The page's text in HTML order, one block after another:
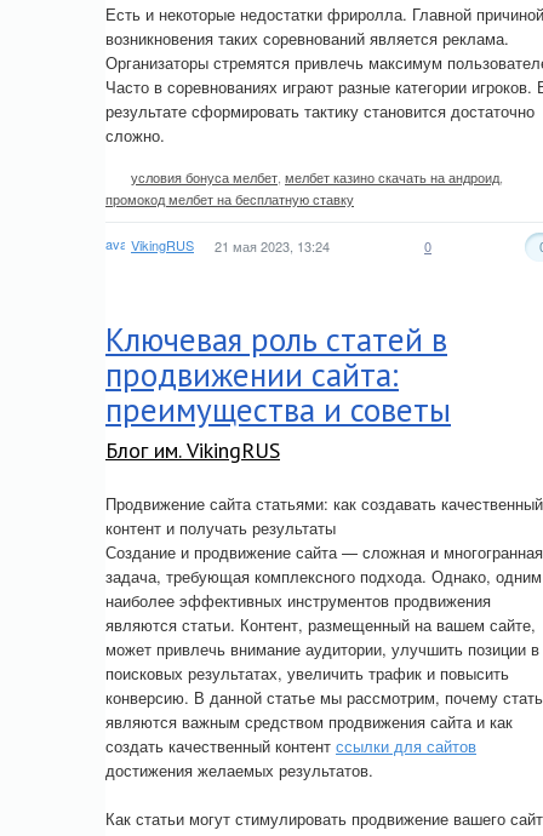
Есть и некоторые недостатки фриролла. Главной причиной
возникновения таких соревнований является реклама.
Организаторы стремятся привлечь максимум
Часто в соревнованиях играют разные категории игроков.
результате сформировать тактику становится достаточно
сложно.
условия бонуса мелбет мелбет казино скачать на андроид
промокод мелбет на бесплатную ставку
VikingRUS 21 мая 2023, 13:24 0
Ключевая роль статей в
продвижении сайта:
преимущества и советы
Блог им. VikingRUS
Продвижение сайта статьями: как создавать качественный
контент и получать результаты
Создание и продвижение сайта — сложная и многогранная
задача, требующая комплексного подхода. Однако,
наиболее эффективных инструментов продвижения
являются статьи. Контент, размещенный на вашем сайте,
может привлечь внимание аудитории, улучшить позиции в
поисковых результатах, увеличить трафик и повысить
конверсию. В данной статье мы рассмотрим, почему
являются важным средством продвижения сайта и как
создать качественный контент ссылки для сайтов
достижения желаемых результатов.
Как статьи могут стимулировать продвижение вашего